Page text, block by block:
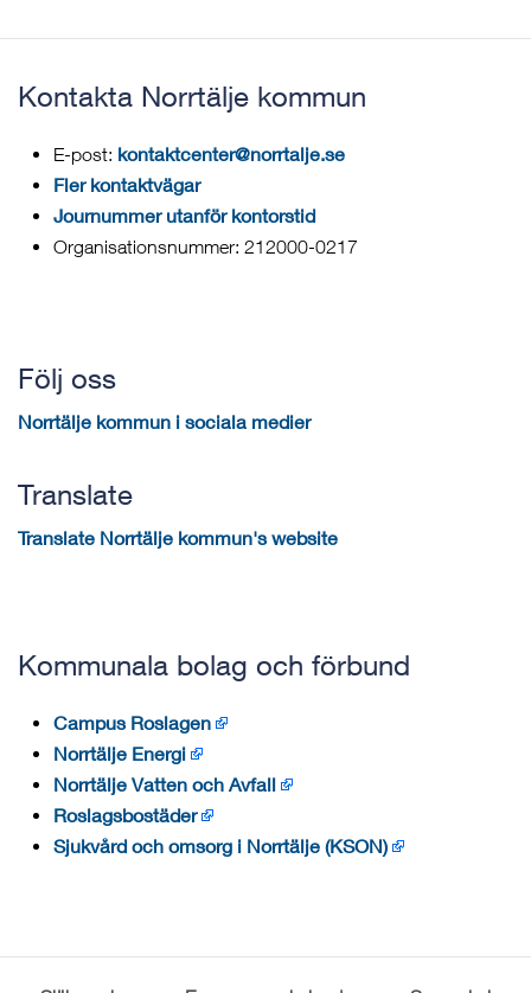
Kontakta Norrtälje kommun
E-post: kontaktcenter@norrtalje.se
Fler kontaktvägar
Journummer utanför kontorstid
Organisationsnummer: 212000-0217
Följ oss
Norrtälje kommun i sociala medier
Translate
Translate Norrtälje kommun's website
Kommunala bolag och förbund
Campus Roslagen
Norrtälje Energi
Norrtälje Vatten och Avfall
Roslagsbostäder
Sjukvård och omsorg i Norrtälje (KSON)